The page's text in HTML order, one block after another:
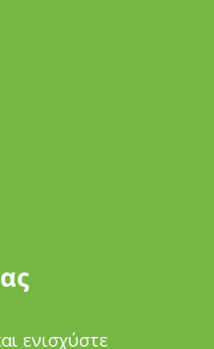
ενισχύστε